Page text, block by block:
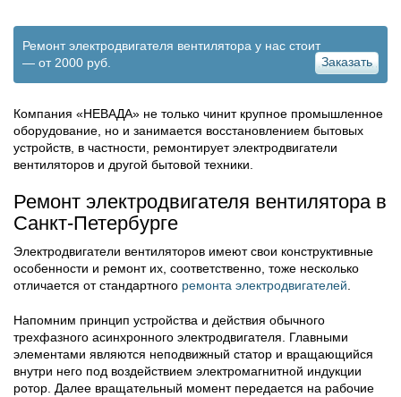
Ремонт электродвигателя вентилятора у нас стоит
— от 2000 руб.
Заказать
Компания «НЕВАДА» не только чинит крупное промышленное
оборудование, но и занимается восстановлением бытовых
устройств, в частности, ремонтирует электродвигатели
вентиляторов и другой бытовой техники.
Ремонт электродвигателя вентилятора в
Санкт-Петербурге
Электродвигатели вентиляторов имеют свои конструктивные
особенности и ремонт их, соответственно, тоже несколько
отличается от стандартного ремонта электродвигателей
Напомним принцип устройства и действия обычного
трехфазного асинхронного электродвигателя. Главными
элементами являются неподвижный статор и вращающийся
внутри него под воздействием электромагнитной индукции
ротор. Далее вращательный момент передается на рабочие